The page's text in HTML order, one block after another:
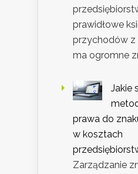
prawidłowe
przychodów z
ma ogromne
Jakie
prawa do
w kosztach
Zarządzanie